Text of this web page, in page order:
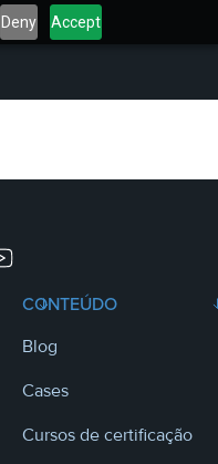
Deny Accept
CONTEÚDO
Blog
Cases
Cursos de certificação